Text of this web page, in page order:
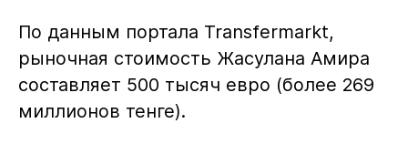
По данным портала Transfermarkt,
рыночная стоимость Жасулана Амира
составляет 500 тысяч евро (более 269
миллионов тенге).